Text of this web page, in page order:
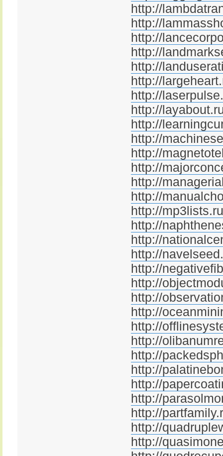
http://
http://
http://
http://
http://
http://
http://
http://
http://
http://
http://
http://
http://
http://
http://mp3lists.ru
http://
http://
http://
http://
http://
http://
http://
http://
http://
http://
http://
http://
http://
http://
http://
http://